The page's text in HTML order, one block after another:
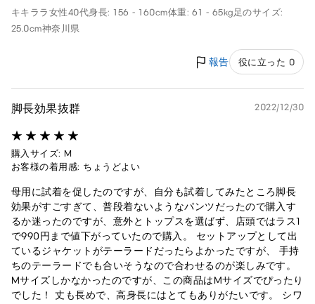
キキララ 女性40代身長: 156 - 160cm体重: 61 - 65kg足のサイズ:
25.0cm神奈川県
報告 役に立った 0
脚長効果抜群 2022/12/30
購入サイズ: M
お客様の着用感: ちょうどよい
母用に試着を促したのですが、自分も試着してみたところ脚長
効果がすごすぎて、普段着ないようなパンツだったので購入す
るか迷ったのですが、意外とトップスを選ばず、店頭ではラス1
で990円まで値下がっていたので購入。 セットアップとして出
ているジャケットがテーラードだったらよかったですが、 手持
ちのテーラードでも合いそうなので合わせるのが楽しみです。
Mサイズしかなかったのですが、この商品はMサイズでぴったり
でした！ 丈も長めで、高身長にはとてもありがたいです。 シワ